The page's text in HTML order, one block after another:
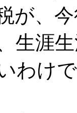
が、
生涯
わけ